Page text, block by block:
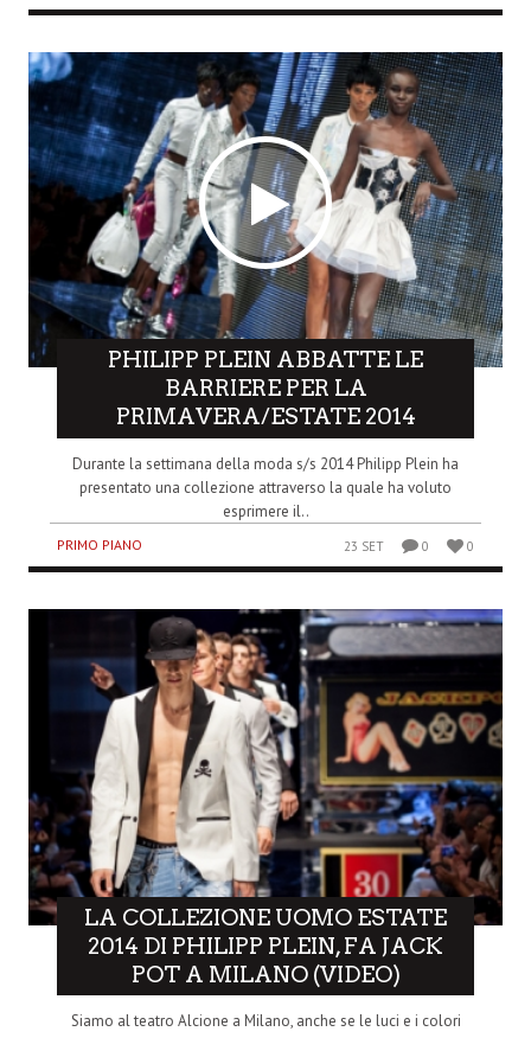
PHILIPP PLEIN ABBATTE LE
BARRIERE PER LA
PRIMAVERA/ESTATE 2014
Durante la settimana della moda s/s 2014 Philipp Plein ha
presentato una collezione attraverso la quale ha voluto
esprimere il..
PRIMO PIANO 23 SET 0 0
LA COLLEZIONE UOMO ESTATE
2014 DI PHILIPP PLEIN, FA JACK
POT A MILANO (VIDEO)
Siamo al teatro Alcione a Milano, anche se le luci e i colori